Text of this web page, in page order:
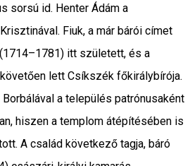
sorsú id. Henter Ádám a
Fiuk, a már bárói címet
itt született, és a
lett Csíkszék főkirálybírója.
a település patrónusaként
hiszen a templom átépítésében is
A család következő tagja, báró